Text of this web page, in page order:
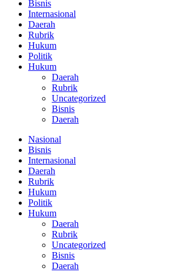
Bisnis
Internasional
Daerah
Rubrik
Hukum
Politik
Hukum
Daerah
Rubrik
Uncategorized
Bisnis
Daerah
Nasional
Bisnis
Internasional
Daerah
Rubrik
Hukum
Politik
Hukum
Daerah
Rubrik
Uncategorized
Bisnis
Daerah